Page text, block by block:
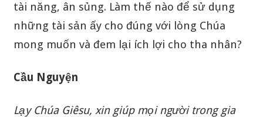
tài năng, ân sủng. Làm thế nào để sử dụng
những tài sản ấy cho đúng với lòng Chúa
mong muốn và đem lại ích lợi cho tha nhân?
Cầu Nguyện
Lạy Chúa Giêsu, xin giúp mọi người trong gia